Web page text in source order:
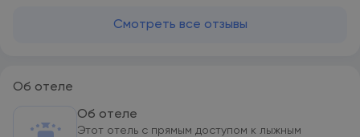
Смотреть все отзывы
Об отеле
Об отеле
Этот отель с прямым доступом к лыжным